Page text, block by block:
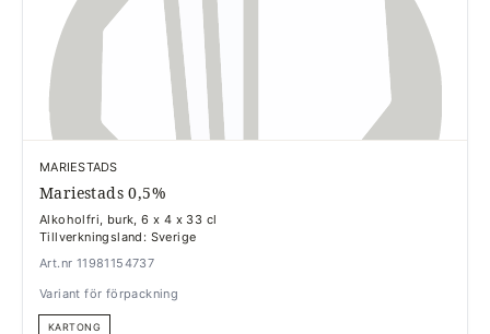
MARIESTADS
Mariestads 0,5%
Alkoholfri, burk, 6 x 4 x 33 cl
Tillverkningsland: Sverige
Art.nr 11981154737
Variant för förpackning
KARTONG